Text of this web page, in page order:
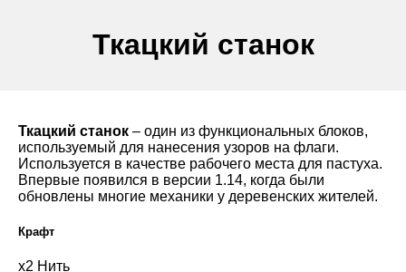
Ткацкий станок
Ткацкий станок – один из функциональных блоков,
используемый для нанесения узоров на флаги.
Используется в качестве рабочего места для пастуха.
Впервые появился в версии 1.14, когда были
обновлены многие механики у деревенских жителей.
Крафт
х2 Нить